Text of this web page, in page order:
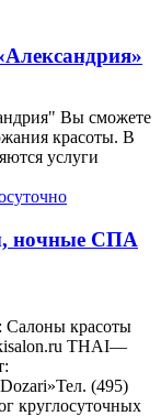
Вы сможете
красоты. В
услуги
ночные СПА
Салоны красоты
THAI—
(495)
круглосуточных